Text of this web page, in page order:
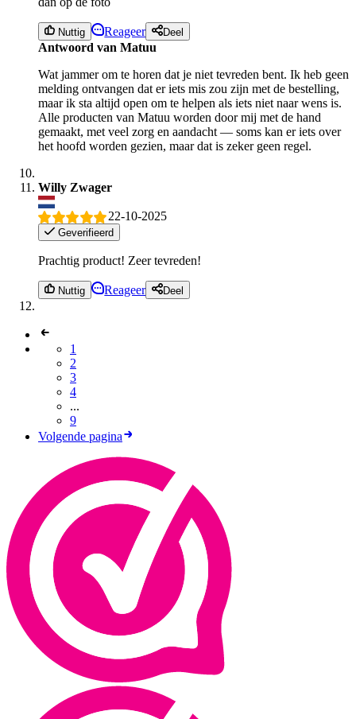
Nuttig Reageer Deel
Antwoord van Matuu
Wat jammer om te horen dat je niet tevreden bent. Ik heb geen
melding ontvangen dat er iets mis zou zijn met de bestelling,
maar ik sta altijd open om te helpen als iets niet naar wens is.
Alle producten van Matuu worden door mij met de hand
gemaakt, met veel zorg en aandacht — soms kan er iets over
het hoofd worden gezien, maar dat is zeker geen regel.
Willy Zwager
22-10-2025
Geverifieerd
Prachtig product! Zeer tevreden!
Nuttig Reageer Deel
1
2
3
4
...
9
Volgende pagina